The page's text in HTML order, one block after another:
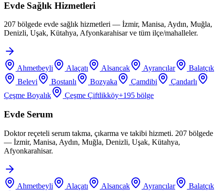
Evde Sağlık Hizmetleri
207 bölgede evde sağlık hizmetleri — İzmir, Manisa, Aydın, Muğla,
Denizli, Uşak, Kütahya, Afyonkarahisar ve tüm ilçe/mahalleler.
Ahmetbeyli Alaçatı Alsancak Ayrancılar
Balatçık
Belevi
Bostanlı Bozyaka Çamdibi
Çandarlı
Çeşme Boyalık
Çeşme Çiftlikköy+195 bölge
Evde Serum
Doktor reçeteli serum takma, çıkarma ve takibi hizmeti. 207 bölgede
— İzmir, Manisa, Aydın, Muğla, Denizli, Uşak, Kütahya,
Afyonkarahisar.
Ahmetbeyli Alaçatı Alsancak Ayrancılar
Balatçık